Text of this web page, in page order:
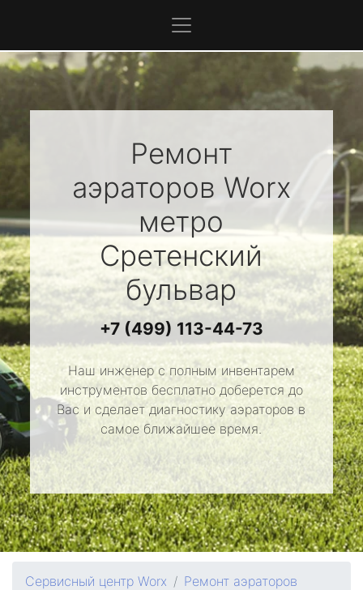
Ремонт
аэраторов Worx
метро
Сретенский
бульвар
+7 (499) 113-44-73
Наш инженер с полным инвентарем
инструментов бесплатно доберется до
Вас и сделает диагностику аэраторов в
самое ближайшее время.
Сервисный центр Worx
Ремонт аэраторов